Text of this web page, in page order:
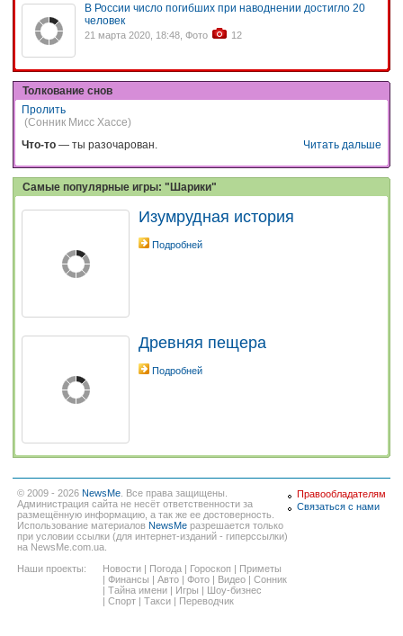
В России число погибших при наводнении достигло 20
человек
21 марта 2020, 18:48, Фото 12
Толкование снов
Пролить
(Сонник Мисс Хассе)
Что-то — ты разочарован. Читать дальше
Самые популярные игры: "Шарики"
Изумрудная история
Подробней
Древняя пещера
Подробней
© 2009 - 2026 NewsMe . Все права защищены.
Администрация сайта не несёт ответственности за
размещённую информацию, а так же ее достоверность.
Использование материалов NewsMe разрешается только
при условии ссылки (для интернет-изданий - гиперссылки)
на NewsMe.com.ua.
Наши проекты:
Новости Погода Гороскоп
Приметы
Финансы Авто Фото Видео
Сонник
Тайна имени Игры
Шоу-бизнес
Спорт Такси Переводчик
Правообладателям
Связаться с нами